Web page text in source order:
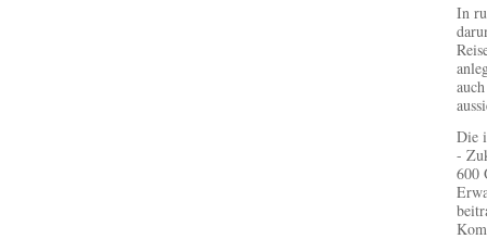
In
Die
-
600